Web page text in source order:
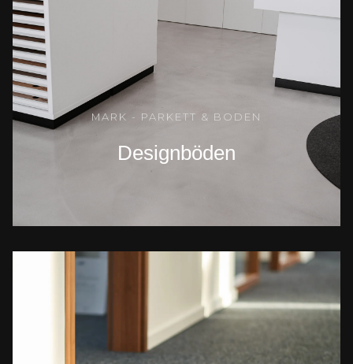
MARK - PARKETT & BODEN
Designböden